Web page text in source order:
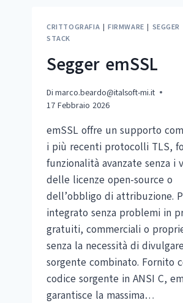
CRITTOGRAFIA | FIRMWARE | SEGGER
STACK
Segger emSSL
Di marco.beardo@italsoft-mi.it
17 Febbraio 2026
emSSL offre un supporto
i più recenti protocolli TLS,
funzionalità avanzate senza i
delle licenze open-source o
dell’obbligo di attribuzione.
integrato senza problemi in
gratuiti, commerciali o
senza la necessità di
sorgente combinato. Fornito
codice sorgente in ANSI C,
garantisce la massima…